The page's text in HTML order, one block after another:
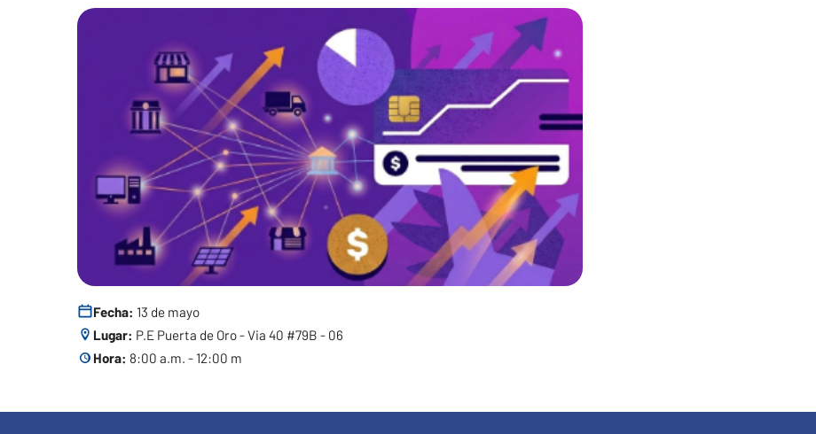
Fecha: 13 de mayo
Lugar: P.E Puerta de Oro - Via 40 #79B - 06
Hora: 8:00 a.m. - 12:00 m